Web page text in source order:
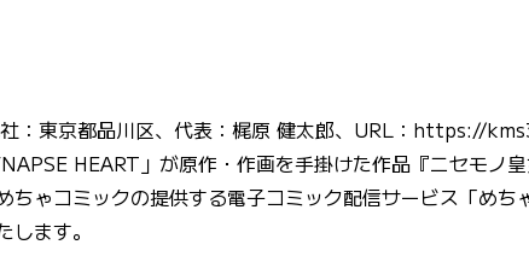
：東京都品川区、代表：梶原 健太郎、URL： https://
HEART」が原作・作画を手掛けた作品『ニセモノ
ちゃコミックの提供する電子コミック配信サービス「め
します。